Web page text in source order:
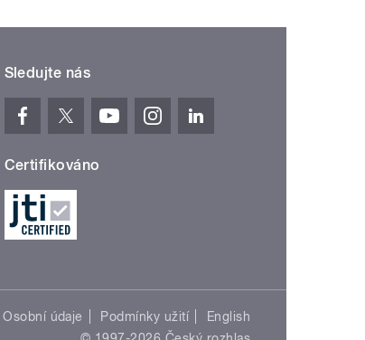
Sledujte nás
Certifikováno
Osobní údaje Podmínky užití
English